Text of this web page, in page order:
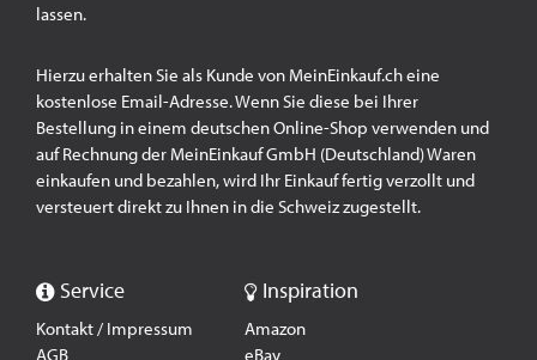
lassen.
Hierzu erhalten Sie als Kunde von MeinEinkauf.ch eine
kostenlose Email-Adresse. Wenn Sie diese bei Ihrer
Bestellung in einem deutschen Online-Shop verwenden und
auf Rechnung der MeinEinkauf GmbH (Deutschland) Waren
einkaufen und bezahlen, wird Ihr Einkauf fertig verzollt und
versteuert direkt zu Ihnen in die Schweiz zugestellt.
Service
Kontakt / Impressum
AGB
Inspiration
Amazon
eBay